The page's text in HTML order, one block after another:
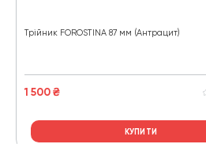
Трійник FOROSTINA 87 мм (Антрацит)
1 500₴
КУПИТИ